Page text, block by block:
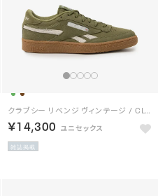
クラブシー リベンジ ヴィンテージ / CLUB C REVENGE VINTAGE （グリーン）
￥14,300
雑誌掲載